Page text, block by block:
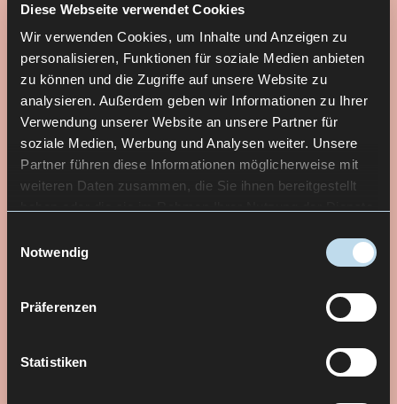
Diese Webseite verwendet Cookies
Wir verwenden Cookies, um Inhalte und Anzeigen zu
personalisieren, Funktionen für soziale Medien anbieten
zu können und die Zugriffe auf unsere Website zu
analysieren. Außerdem geben wir Informationen zu Ihrer
Verwendung unserer Website an unsere Partner für
soziale Medien, Werbung und Analysen weiter. Unsere
Partner führen diese Informationen möglicherweise mit
weiteren Daten zusammen, die Sie ihnen bereitgestellt
Notwendig
Präferenzen
Statistiken